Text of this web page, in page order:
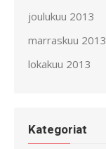
joulukuu 2013
marraskuu 2013
lokakuu 2013
Kategoriat